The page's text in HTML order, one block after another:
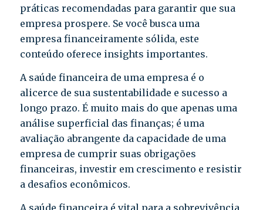
práticas recomendadas para garantir que sua
empresa prospere. Se você busca uma
empresa financeiramente sólida, este
conteúdo oferece insights importantes.
A saúde financeira de uma empresa é o
alicerce de sua sustentabilidade e sucesso a
longo prazo. É muito mais do que apenas uma
análise superficial das finanças; é uma
avaliação abrangente da capacidade de uma
empresa de cumprir suas obrigações
financeiras, investir em crescimento e resistir
a desafios econômicos.
A saúde financeira é vital para a sobrevivência